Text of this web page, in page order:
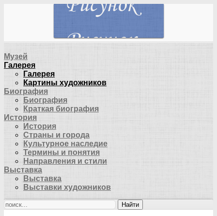
Музей
Галерея
Галерея
Картины художников
Биография
Биография
Краткая биография
История
История
Страны и города
Культурное наследие
Термины и понятия
Направления и стили
Выставка
Выставка
Выставки художников
Найти